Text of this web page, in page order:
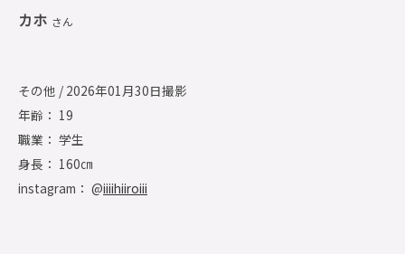
カホ さん
その他 / 2026年01月30日撮影
年齢： 19
職業： 学生
身長： 160㎝
instagram： @iiiihiiroiii